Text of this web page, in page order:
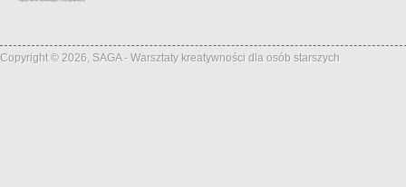
Copyright © 2026, SAGA - Warsztaty kreatywności dla osób starszych